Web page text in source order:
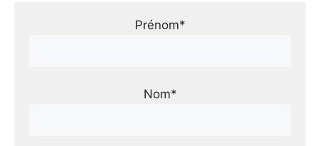
Prénom*
Nom*